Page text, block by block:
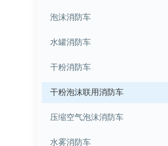
泡沫消防车
水罐消防车
干粉消防车
干粉泡沫联用消防车
压缩空气泡沫消防车
水雾消防车